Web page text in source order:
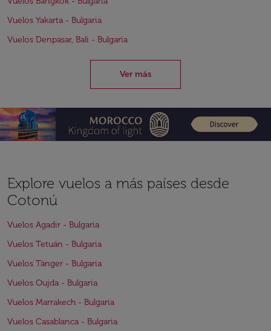
Vuelos Yakarta - Bulgaria
Vuelos Denpasar, Bali - Bulgaria
Ver más
Explore vuelos a más países desde
Cotonú
Vuelos Agadir - Bulgaria
Vuelos Tetuán - Bulgaria
Vuelos Tánger - Bulgaria
Vuelos Oujda - Bulgaria
Vuelos Marrakech - Bulgaria
Vuelos Casablanca - Bulgaria